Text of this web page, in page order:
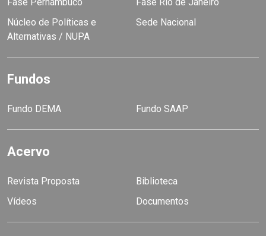
Núcleo de Políticas e
Alternativas / NUPA
Sede Nacional
Fundos
Fundo DEMA Fundo SAAP
Acervo
Revista Proposta
Biblioteca
Vídeos
Documentos